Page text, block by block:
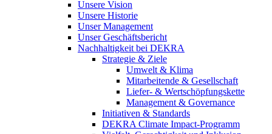
Unsere Vision
Unsere Historie
Unser Management
Unser Geschäftsbericht
Nachhaltigkeit bei DEKRA
Strategie & Ziele
Umwelt & Klima
Mitarbeitende & Gesellschaft
Liefer- & Wertschöpfungskette
Management & Governance
Initiativen & Standards
DEKRA Climate Impact-Programm